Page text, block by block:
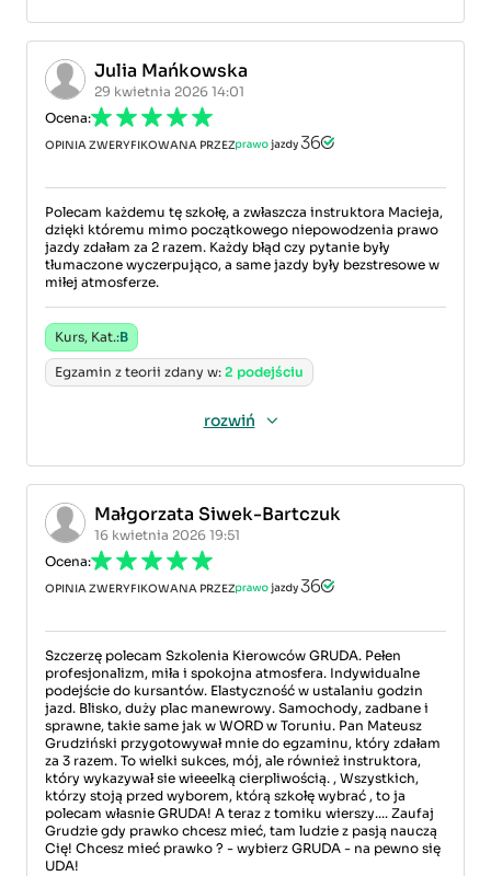
Julia Mańkowska
29 kwietnia 2026 14:01
Ocena:
OPINIA ZWERYFIKOWANA PRZEZ
Polecam każdemu tę szkołę, a zwłaszcza instruktora Macieja,
dzięki któremu mimo początkowego niepowodzenia prawo
jazdy zdałam za 2 razem. Każdy błąd czy pytanie były
tłumaczone wyczerpująco, a same jazdy były bezstresowe w
miłej atmosferze.
Kurs, Kat.:B
Egzamin z teorii zdany w: 2 podejściu
rozwiń
Małgorzata Siwek-Bartczuk
16 kwietnia 2026 19:51
Ocena:
OPINIA ZWERYFIKOWANA PRZEZ
Szczerzę polecam Szkolenia Kierowców GRUDA. Pełen
profesjonalizm, miła i spokojna atmosfera. Indywidualne
podejście do kursantów. Elastyczność w ustalaniu godzin
jazd. Blisko, duży plac manewrowy. Samochody, zadbane i
sprawne, takie same jak w WORD w Toruniu. Pan Mateusz
Grudziński przygotowywał mnie do egzaminu, który zdałam
za 3 razem. To wielki sukces, mój, ale również instruktora,
który wykazywał sie wieeelką cierpliwością. , Wszystkich,
którzy stoją przed wyborem, którą szkołę wybrać , to ja
polecam własnie GRUDA! A teraz z tomiku wierszy.... Zaufaj
Grudzie gdy prawko chcesz mieć, tam ludzie z pasją nauczą
Cię! Chcesz mieć prawko ? - wybierz GRUDA - na pewno się
UDA!